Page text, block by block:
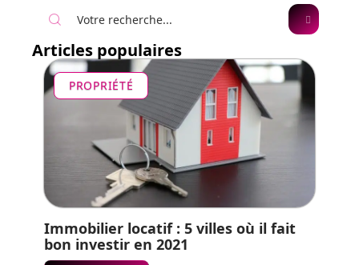
Articles populaires
PROPRIÉTÉ
Immobilier locatif : 5 villes où il fait
bon investir en 2021